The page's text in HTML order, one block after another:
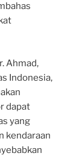
Ahmad,
Indonesia,
dapat
yang
kendaraan